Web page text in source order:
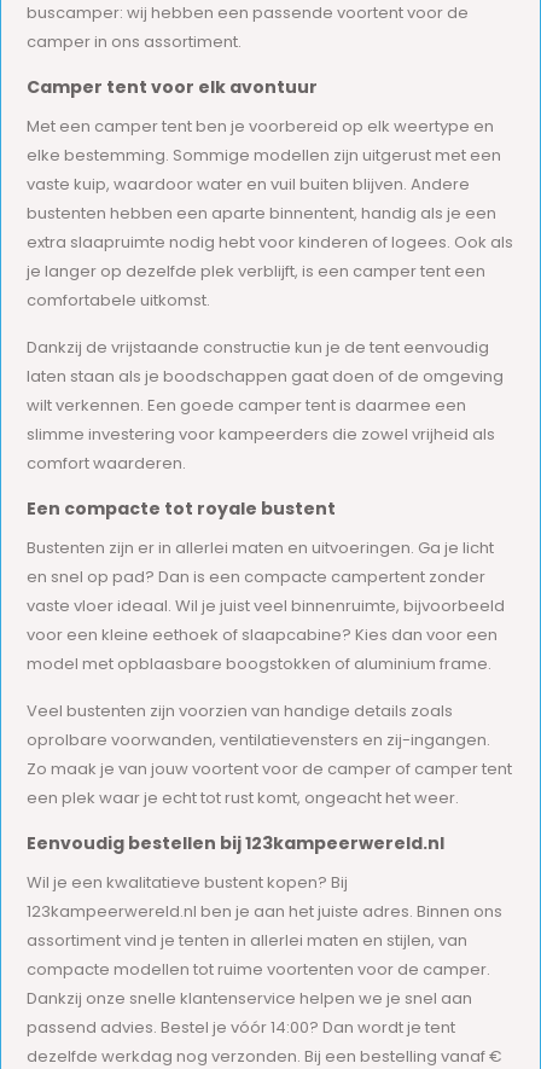
buscamper: wij hebben een passende voortent voor de
camper in ons assortiment.
Camper tent voor elk avontuur
Met een camper tent ben je voorbereid op elk weertype en
elke bestemming. Sommige modellen zijn uitgerust met een
vaste kuip, waardoor water en vuil buiten blijven. Andere
bustenten hebben een aparte binnentent, handig als je een
extra slaapruimte nodig hebt voor kinderen of logees. Ook als
je langer op dezelfde plek verblijft, is een camper tent een
comfortabele uitkomst.
Dankzij de vrijstaande constructie kun je de tent eenvoudig
laten staan als je boodschappen gaat doen of de omgeving
wilt verkennen. Een goede camper tent is daarmee een
slimme investering voor kampeerders die zowel vrijheid als
comfort waarderen.
Een compacte tot royale bustent
Bustenten zijn er in allerlei maten en uitvoeringen. Ga je licht
en snel op pad? Dan is een compacte campertent zonder
vaste vloer ideaal. Wil je juist veel binnenruimte, bijvoorbeeld
voor een kleine eethoek of slaapcabine? Kies dan voor een
model met opblaasbare boogstokken of aluminium frame.
Veel bustenten zijn voorzien van handige details zoals
oprolbare voorwanden, ventilatievensters en zij-ingangen.
Zo maak je van jouw voortent voor de camper of camper tent
een plek waar je echt tot rust komt, ongeacht het weer.
Eenvoudig bestellen bij 123kampeerwereld.nl
Wil je een kwalitatieve bustent kopen? Bij
123kampeerwereld.nl ben je aan het juiste adres. Binnen ons
assortiment vind je tenten in allerlei maten en stijlen, van
compacte modellen tot ruime voortenten voor de camper.
Dankzij onze snelle klantenservice helpen we je snel aan
passend advies. Bestel je vóór 14:00? Dan wordt je tent
dezelfde werkdag nog verzonden. Bij een bestelling vanaf €